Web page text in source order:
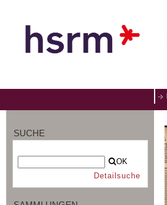
SUCHE
OK
Detailsuche